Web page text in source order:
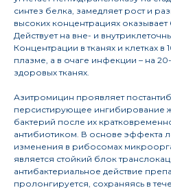
синтез белка, замедляет рост и
высоких концентрациях
Действует на вне- и
Концентрации в тканях и клетках в
плазме, а в очаге инфекции – на
здоровых тканях.
Азитромицин проявляет
персистирующее ингибирование
бактерий после их
антибиотиком. В основе эффекта
изменения в рибосомах
является стойкий блок
антибактериальное действие
пролонгируется, сохраняясь в